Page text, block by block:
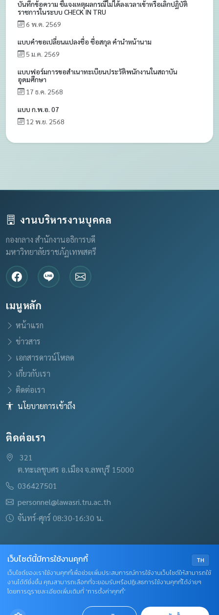
บันทึกข้อความ ชี้แจงเหตุผลกรณีไม่ได้ลงเวลาเข้าหรือเลิกปฏิบัติ
ราชการในระบบ CHECK IN TRU
6 พ.ค. 2569
แบบคำขอเปลี่ยนแปลงชื่อ ชื่อสกุล คำนำหน้านาม
5 ม.ค. 2569
แบบฟอร์มการขอสำเนาทะเบียนประวัติพนักงานในสถาบัน
อุดมศึกษา
17 ธ.ค. 2568
แบบ ก.พ.อ. 07
12 พ.ย. 2568
งานบริหารงานบุคคล
กองกลาง สำนักงานอธิการบดี
มหาวิทยาลัยราชภัฏเทพสตรี
เมนูหลัก
หน้าแรก
ข่าวสาร
เอกสารดาวน์โหลด
เกี่ยวกับเรา
ติดต่อเรา
นโยบายการเข้าถึง
ติดต่อเรา
321
ต.ทะเลชุบศร อ.เมือง จ.ลพบุรี 15000
036427501
personnel@lawasri.tru.ac.th
จันทร์-ศุกร์ 08:30-16:30 น.
© 2026 งานบริหารงานบุคคล สงวนลิขสิทธิ์
เข้าสู่ระบบ Admin
TH
เว็บไซต์นี้มีการใช้งานคุกกี้
เว็บไซต์ของเราใช้งานคุกกี้เพื่อช่วยเพิ่มประสบการณ์การใช้งานเว็บไซต์ให้สามารถใช้
งานได้ดียิ่งขึ้น คุณสามารถเลือกที่จะยอมรับหรือปฏิเสธการใช้งานคุกกี้ได้ง่ายๆ
โดยการดูรายละเอียดเพิ่มเติมที่ “การตั้งค่าคุกกี้”